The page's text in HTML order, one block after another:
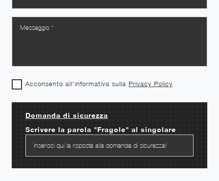
Acconsento all'informativa sulla Privacy Policy
Domanda di sicurezza
Scrivere la parola "Fragole" al singolare